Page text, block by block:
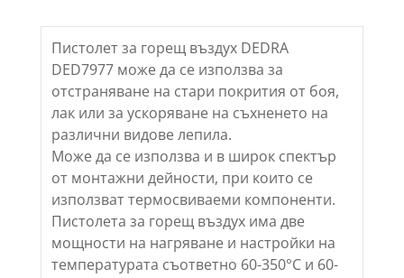
Пистолет за горещ въздух DEDRA
DED7977 може да се използва за
отстраняване на стари покрития от боя,
лак или за ускоряване на съхненето на
различни видове лепила.
Може да се използва и в широк спектър
от монтажни дейности, при които се
използват термосвиваеми компоненти.
Пистолета за горещ въздух има две
мощности на нагряване и настройки на
температурата съответно 60-350°C и 60-